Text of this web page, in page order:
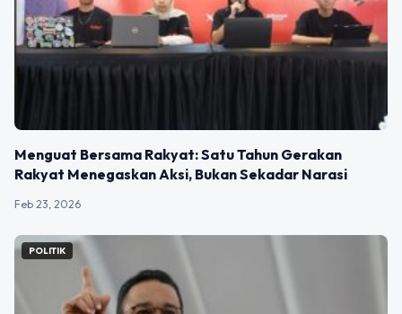
Menguat Bersama Rakyat: Satu Tahun Gerakan
Rakyat Menegaskan Aksi, Bukan Sekadar Narasi
Feb 23, 2026
POLITIK